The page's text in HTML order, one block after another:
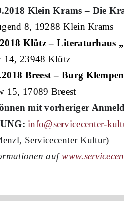
.2018 Klein Krams – Die
8, 19288 Klein Krams
8 Klütz – Literaturhaus
14, 23948 Klütz
8 Breest – Burg
15, 17089 Breest
mit vorheriger
info@servicecenter-
Servicecenter Kultur)
auf